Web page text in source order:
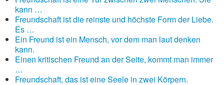
kann …
Freundschaft ist die reinste und höchste Form der Liebe.
Es …
Ein Freund ist ein Mensch, vor dem man laut denken
kann.
Einen kritischen Freund an der Seite, kommt man immer
…
Freundschaft, das ist eine Seele in zwei Körpern.